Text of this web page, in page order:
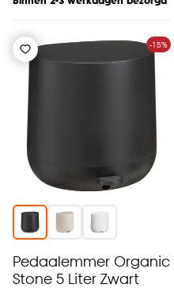
-15%
Pedaalemmer Organic
Stone 5 Liter Zwart